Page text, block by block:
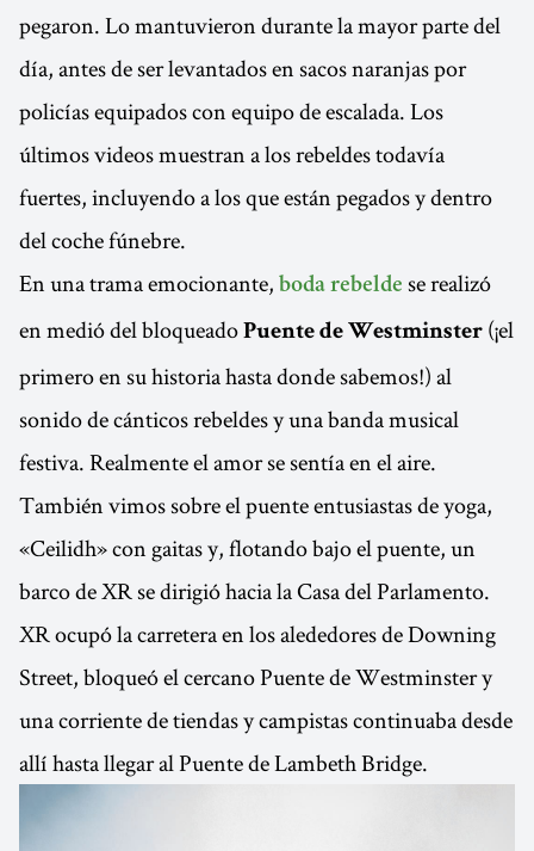
pegaron. Lo mantuvieron durante la mayor parte del
día, antes de ser levantados en sacos naranjas por
policías equipados con equipo de escalada. Los
últimos videos muestran a los rebeldes todavía
fuertes, incluyendo a los que están pegados y dentro
del coche fúnebre.
En una trama emocionante, boda rebelde se realizó
en medió del bloqueado Puente de Westminster (¡el
primero en su historia hasta donde sabemos!) al
sonido de cánticos rebeldes y una banda musical
festiva. Realmente el amor se sentía en el aire.
También vimos sobre el puente entusiastas de yoga,
«Ceilidh» con gaitas y, flotando bajo el puente, un
barco de XR se dirigió hacia la Casa del Parlamento.
XR ocupó la carretera en los alededores de Downing
Street, bloqueó el cercano Puente de Westminster y
una corriente de tiendas y campistas continuaba desde
allí hasta llegar al Puente de Lambeth Bridge.